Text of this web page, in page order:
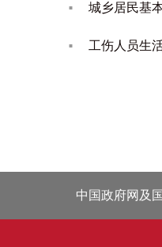
城乡居民基
工伤人员生
中国政府网及